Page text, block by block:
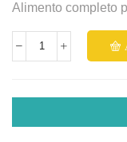
Alimento completo